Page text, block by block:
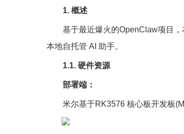
1. 概述
基于最近爆火的OpenClaw项目
本地自托管 AI 助手。
1.1. 硬件资源
部署端：
米尔基于RK3576 核心板开发板